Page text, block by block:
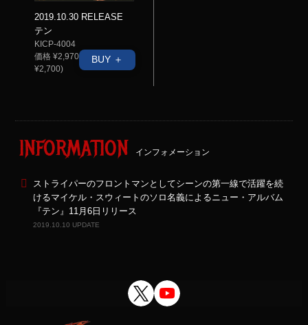
2019.10.30 RELEASE
テン
KICP-4004
価格 ¥2,970(税抜価格
¥2,700)
BUY ＋
INFORMATION インフォメーション
ストライパーのフロントマンとしてシーンの第一線で活躍を続
けるマイケル・スウィートのソロ名義によるニュー・アルバム
『テン』11月6日リリース
2019.10.10 UPDATE